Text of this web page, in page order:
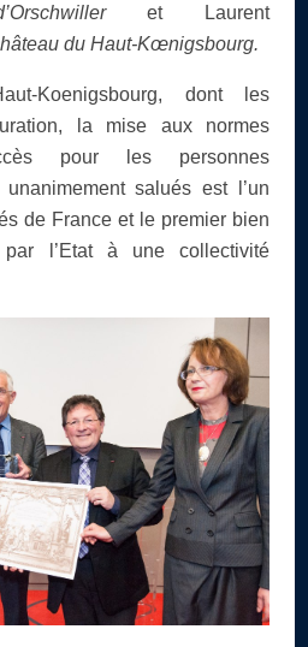
et Laurent
du Haut-Kœnigsbourg.
Koenigsbourg, dont les
la mise aux normes
pour les personnes
salués est l’un
de France et le premier bien
par l’Etat à une collectivité